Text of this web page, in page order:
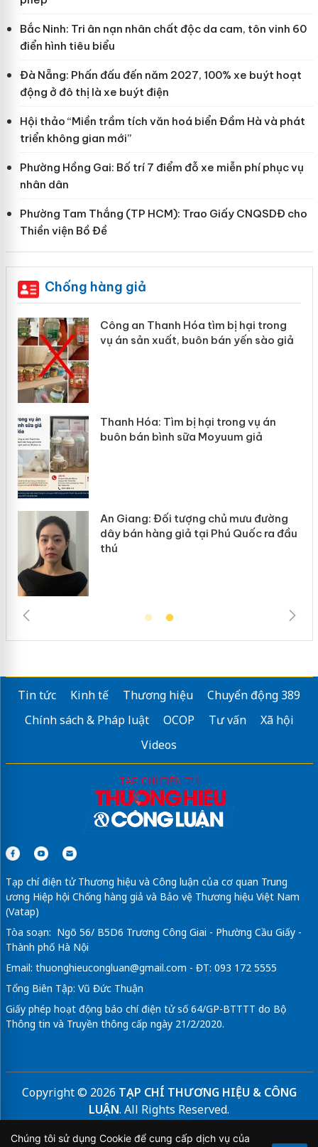
Bắc Ninh: Tri ân nạn nhân chất độc da cam, tôn vinh 60
điển hình tiêu biểu
Đà Nẵng: Phấn đấu đến năm 2027, 100% xe buýt hoạt
động ở đô thị là xe buýt điện
Hội thảo “Miền trầm tích văn hoá biển Đầm Hà và phát
triển không gian mới”
Phường Hồng Gai: Bố trí 7 điểm đỗ xe miễn phí phục vụ
nhân dân
Phường Tam Thắng (TP HCM): Trao Giấy CNQSDĐ cho
Thiền viện Bồ Đề
Chống hàng giả
giả
Lào Cai xử lý 83 vụ vi phạm thương
mại trong tháng 7
Hưng Yên: Xử lý 6 hộ kinh doanh bán
hàng giả mạo nhãn hiệu Adidas, Nike
Cà Mau: Tiêu hủy công khai hàng
ngàn sản phẩm nhập lậu, bảo vệ môi
trường kinh doanh
Tin tức Kinh tế Thương hiệu
Chuyển động 389
Chính sách & Pháp luật
OCOP Tư vấn
Xã hội
Videos
Tạp chí điện tử Thương hiệu và Công luận của cơ quan Trung
ương Hiệp hội Chống hàng giả và Bảo vệ Thương hiệu Việt Nam
(Vatap)
Tòa soạn: Ngõ 56/ B5D6 Trương Công Giai - Phường Cầu Giấy -
Thành phố Hà Nội
Email: thuonghieucongluan@gmail.com - ĐT: 093 172 5555
Tổng Biên Tập: Vũ Đức Thuận
Giấy phép hoạt động báo chí điện tử số 64/GP-BTTTT do Bộ
Thông tin và Truyền thông cấp ngày 21/2/2020.
Copyright © 2026 TẠP CHÍ THƯƠNG HIỆU & CÔNG
LUẬN. All Rights Reserved.
Bản quyền thuộc Tạp chí Thương hiệu và Công luận. Cấm
Chúng tôi sử dụng Cookie để cung cấp dịch vụ của